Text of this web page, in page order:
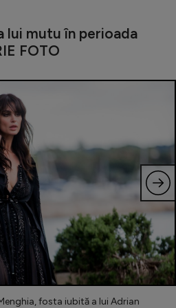
lui mutu în perioada
FOTO
fosta iubită a lui Adrian